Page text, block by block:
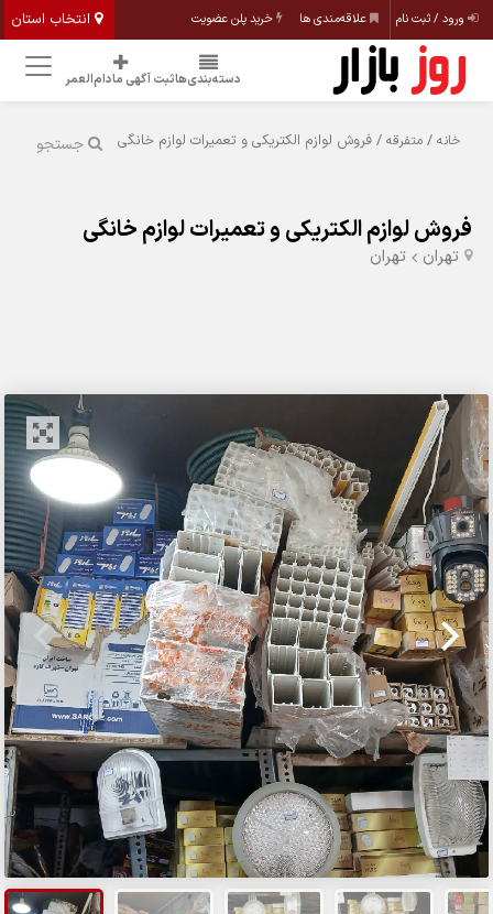
انتخاب استان ورود / ثبت نام علاقه‌مندی ها خرید پلن عضویت
دسته‌بندی‌هاثبت آگهی مادام‌العمر
جستجو خانه /متفرقه / فروش لوازم الکتریکی و تعمیرات لوازم خانگی
فروش لوازم الکتریکی و تعمیرات لوازم خانگی
تهران تهران